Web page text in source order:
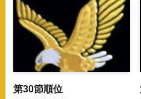
第30節順位